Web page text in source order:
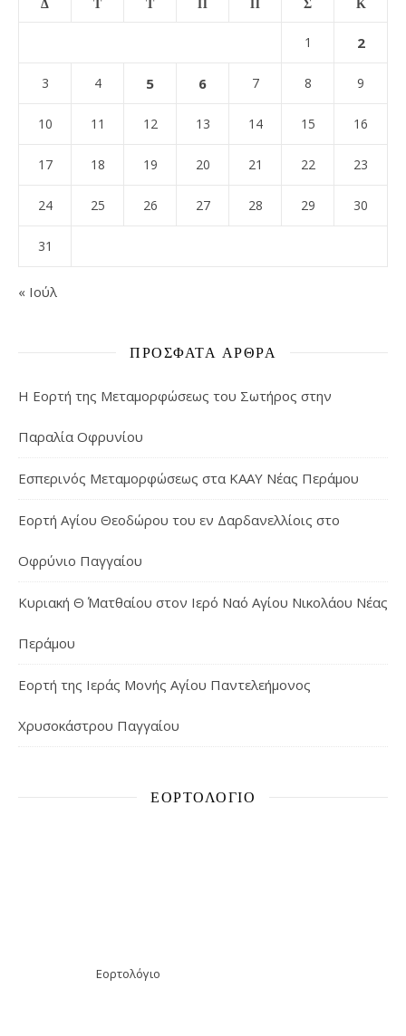
Δ Τ Τ Π Π Σ Κ
1 2
3 4 5 6 7 8 9
10 11 12 13 14 15 16
17 18 19 20 21 22 23
24 25 26 27 28 29 30
31
« Ιούλ
ΠΡΌΣΦΑΤΑ ΆΡΘΡΑ
Η Εορτή της Μεταμορφώσεως του Σωτήρος στην
Παραλία Οφρυνίου
Εσπερινός Μεταμορφώσεως στα ΚΑΑΥ Νέας Περάμου
Εορτή Αγίου Θεοδώρου του εν Δαρδανελλίοις στο
Οφρύνιο Παγγαίου
Κυριακή Θ΄ Ματθαίου στον Ιερό Ναό Αγίου Νικολάου Νέας
Περάμου
Εορτή της Ιεράς Μονής Αγίου Παντελεήμονος
Χρυσοκάστρου Παγγαίου
ΕΟΡΤΟΛΌΓΙΟ
Εορτολόγιο